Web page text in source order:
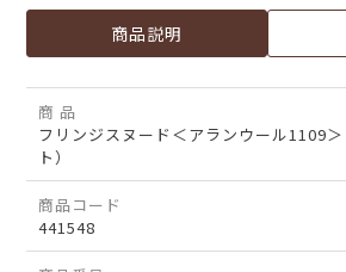
商品説明
商 品
フリンジスヌード＜アランウール1109
ト）
商品コード
441548